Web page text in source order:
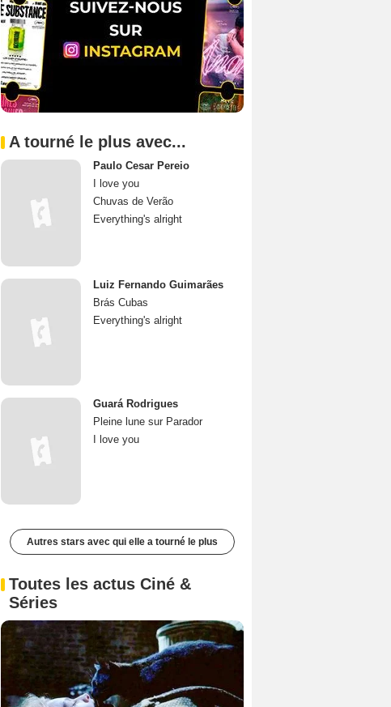
A tourné le plus avec...
Paulo Cesar Pereio
I love you
Chuvas de Verão
Everything's alright
Luiz Fernando Guimarães
Brás Cubas
Everything's alright
Guará Rodrigues
Pleine lune sur Parador
I love you
Autres stars avec qui elle a tourné le plus
Toutes les actus Ciné &
Séries